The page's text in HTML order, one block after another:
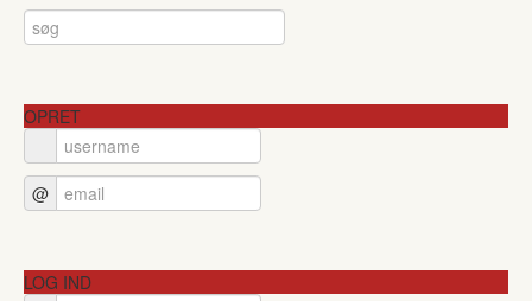
OPRET
@
LOG IND